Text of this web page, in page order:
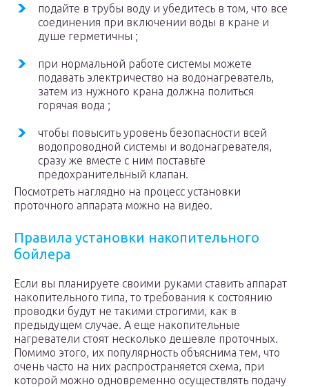
подайте в трубы воду и убедитесь в том, что все
соединения при включении воды в кране и
душе герметичны ;
при нормальной работе системы можете
подавать электричество на водонагреватель,
затем из нужного крана должна политься
горячая вода ;
чтобы повысить уровень безопасности всей
водопроводной системы и водонагревателя,
сразу же вместе с ним поставьте
предохранительный клапан.
Посмотреть наглядно на процесс установки
проточного аппарата можно на видео.
Правила установки накопительного
бойлера
Если вы планируете своими руками ставить аппарат
накопительного типа, то требования к состоянию
проводки будут не такими строгими, как в
предыдущем случае. А еще накопительные
нагреватели стоят несколько дешевле проточных.
Помимо этого, их популярность объяснима тем, что
очень часто на них распространяется схема, при
которой можно одновременно осуществлять подачу